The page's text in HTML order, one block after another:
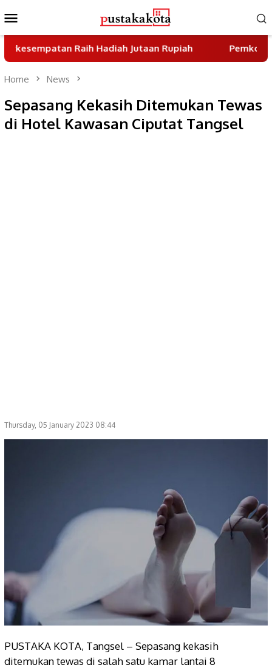
to
contentMenu
Raih Hadiah Jutaan Rupiah Pemkot Tangsel
Home News
Sepasang Kekasih Ditemukan Tewas
di Hotel Kawasan Ciputat Tangsel
Thursday, 05 January 2023 08:44
PUSTAKA KOTA, Tangsel – Sepasang kekasih
ditemukan tewas di salah satu kamar lantai 8